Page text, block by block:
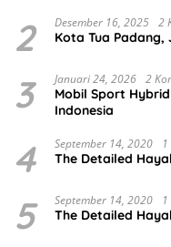
2 Desember 16, 2025 2
Kota Tua
3 Januari 24, 2026 2
Mobil Sport
Indonesia
4 September 14, 2020
The Detailed
5 September 14, 2020
The Detailed